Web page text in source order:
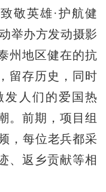
敬英雄·护航健
举办方发动摄影
州地区健在的抗
留存历史，同时
发人们的爱国热
。前期，项目组
，每位老兵都采
、返乡贡献等相